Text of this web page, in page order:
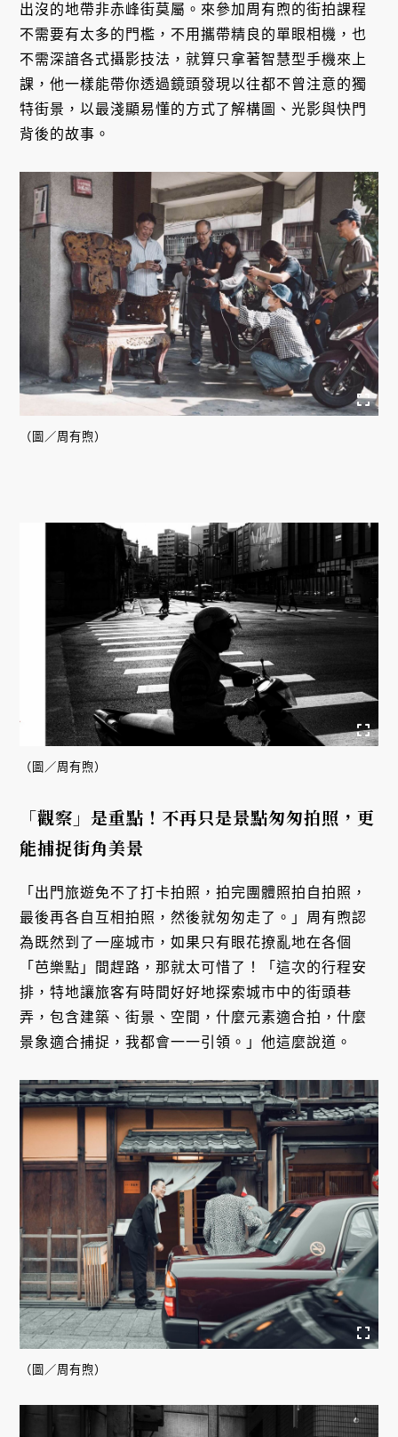
出沒的地帶非赤峰街莫屬。來參加周有煦的街拍課程
不需要有太多的門檻，不用攜帶精良的單眼相機，也
不需深諳各式攝影技法，就算只拿著智慧型手機來上
課，他一樣能帶你透過鏡頭發現以往都不曾注意的獨
特街景，以最淺顯易懂的方式了解構圖、光影與快門
背後的故事。
（圖／周有煦）
（圖／周有煦）
「觀察」是重點！不再只是景點匆匆拍照，更
能捕捉街角美景
「出門旅遊免不了打卡拍照，拍完團體照拍自拍照，
最後再各自互相拍照，然後就匆匆走了。」周有煦認
為既然到了一座城市，如果只有眼花撩亂地在各個
「芭樂點」間趕路，那就太可惜了！「這次的行程安
排，特地讓旅客有時間好好地探索城市中的街頭巷
弄，包含建築、街景、空間，什麼元素適合拍，什麼
景象適合捕捉，我都會一一引領。」他這麼說道。
（圖／周有煦）